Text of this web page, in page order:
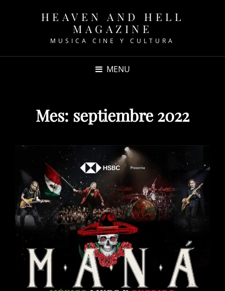
HEAVEN AND HELL
MAGAZINE
MUSICA CINE Y CULTURA
MENU
Mes: septiembre 2022